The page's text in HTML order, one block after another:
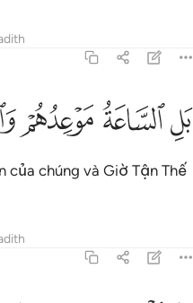
بل الساعة موعدهم والساعة ادهى
بَلِ ٱلسَّاعَةُ مَوْعِدُهُمْ وَٱلسَّاعَةُ
ﳄﳅﳆ
của chúng và Giờ Tận Thế